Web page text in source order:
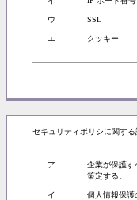
ウ SSL
エ クッキー
セキュリティポリシに関す
ア
企業が保護す
策定する。
イ
個人情報保護